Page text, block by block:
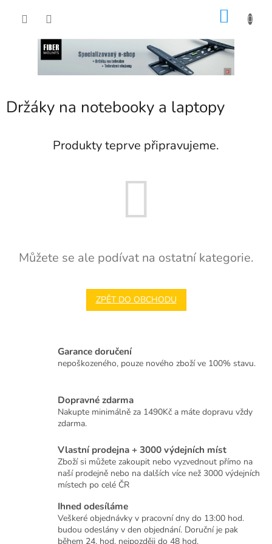
Držáky na notebooky a laptopy
Produkty teprve připravujeme.
Můžete se ale podívat na ostatní kategorie.
ZPĚT DO OBCHODU
Garance doručení
nepoškozeného, pouze nového zboží ve 100% stavu.
Dopravné zdarma
Nakupte minimálně za 1490Kč a máte dopravu vždy
zdarma.
Vlastní prodejna + 3000 výdejních míst
Zboží si můžete zakoupit nebo vyzvednout přímo na
naší prodejně nebo na dalších více než 3000 výdejních
místech po celé ČR
Ihned odesíláme
Veškeré objednávky v pracovní dny do 13:00 hod.
budou odeslány v den objednání. Doruční je pak
během 24. hod. nejpozději do 48 hod.